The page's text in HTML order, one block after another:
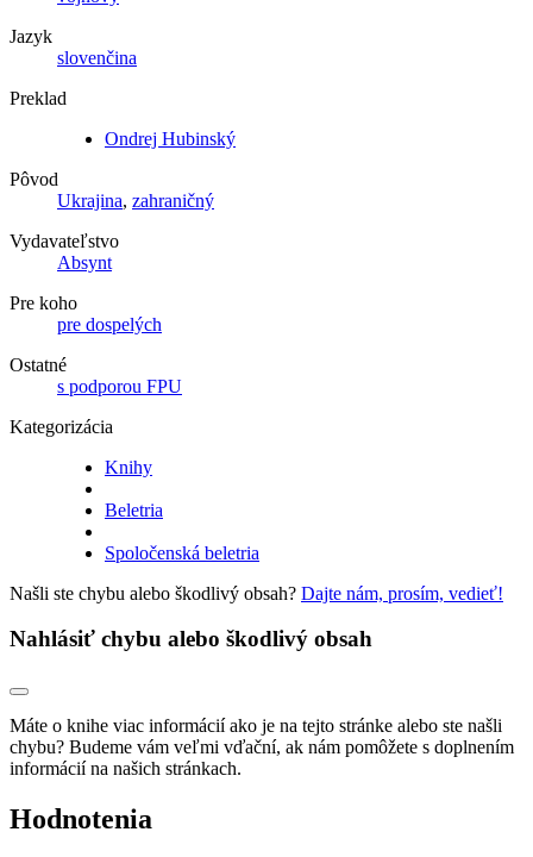
Jazyk
slovenčina
Preklad
Ondrej Hubinský
Pôvod
Ukrajina, zahraničný
Vydavateľstvo
Absynt
Pre koho
pre dospelých
Ostatné
s podporou FPU
Kategorizácia
Knihy
Beletria
Spoločenská beletria
Našli ste chybu alebo škodlivý obsah? Dajte nám, prosím, vedieť!
Nahlásiť chybu alebo škodlivý obsah
Máte o knihe viac informácií ako je na tejto stránke alebo ste našli
chybu? Budeme vám veľmi vďační, ak nám pomôžete s doplnením
informácií na našich stránkach.
Hodnotenia